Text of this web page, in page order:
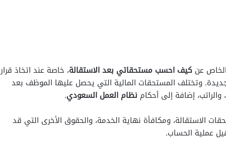
عن كيف احسب مستحقاتي بعد الاستقالة، خاصة عند اتخاذ قرار
وتختلف المستحقات المالية التي يحصل عليها الموظف بعد
إضافة إلى أحكام نظام العمل السعودي.
الاستقالة، ومكافأة نهاية الخدمة، والحقوق الأخرى التي قد
عملية الحساب.